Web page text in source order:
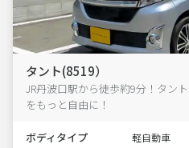
タント(8519）
JR丹波口駅から徒歩約9分！タン
をもっと自由に！
ボディタイプ 軽自動車